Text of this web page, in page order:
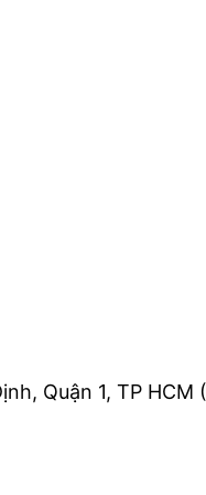
Quận 1, TP HCM (